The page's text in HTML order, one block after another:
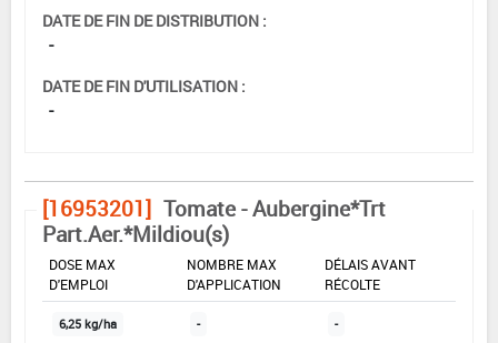
DATE DE FIN DE DISTRIBUTION :
-
DATE DE FIN D'UTILISATION :
-
[16953201] Tomate - Aubergine*Trt
Part.Aer.*Mildiou(s)
DOSE MAX
D'EMPLOI
NOMBRE MAX
D'APPLICATION
DÉLAIS AVANT
RÉCOLTE
6,25 kg/ha - -